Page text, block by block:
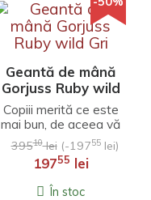
Geantă de mână
Gorjuss Ruby wild
Gri
Copiii merită ce este
mai bun, de aceea vă
prezentăm Geantă
de mână Gorjuss
Ruby wild Gri (28 x
22 x..
39510lei (-19755lei)
19755 lei
În stoc